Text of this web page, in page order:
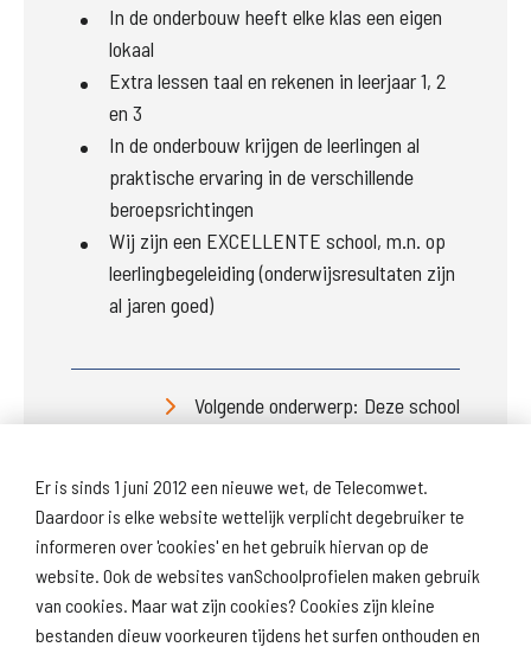
Er is sinds 1 juni 2012 een nieuwe wet, de Telecomwet.
Daardoor is elke website wettelijk verplicht degebruiker te
informeren over 'cookies' en het gebruik hiervan op de
website. Ook de websites vanSchoolprofielen maken gebruik
van cookies. Maar wat zijn cookies? Cookies zijn kleine
bestanden dieuw voorkeuren tijdens het surfen onthouden en
In de onderbouw heeft elke klas een eigen
lokaal
Extra lessen taal en rekenen in leerjaar 1, 2
en 3
In de onderbouw krijgen de leerlingen al
praktische ervaring in de verschillende
beroepsrichtingen
Wij zijn een EXCELLENTE school, m.n. op
leerlingbegeleiding (onderwijsresultaten zijn
al jaren goed)
Volgende onderwerp: Deze school
Download
schoolprofiel
Naar
schoolresultaten